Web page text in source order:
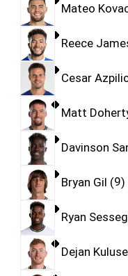
Mateo
Reece
Cesar
Matt
Davinson
Bryan Gil 9
Ryan
Dejan